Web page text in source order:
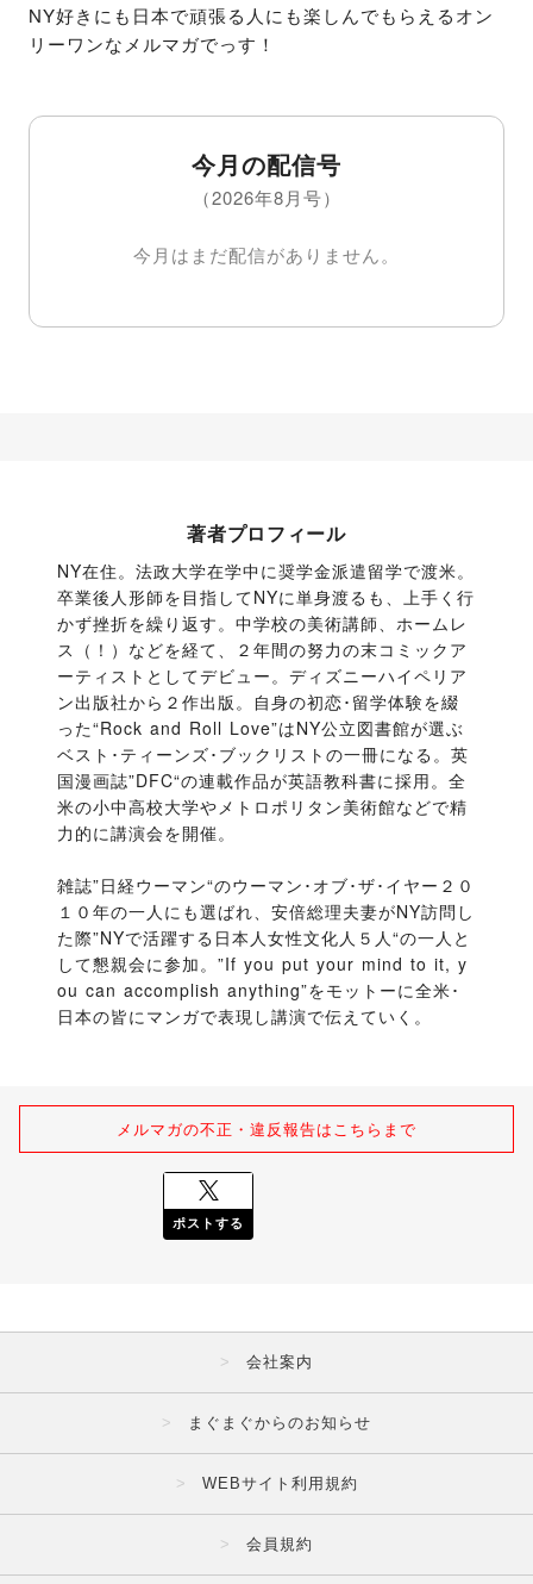
NY好きにも日本で頑張る人にも楽しんでもらえるオン
リーワンなメルマガでっす！
今月の配信号
（2026年8月号）
今月はまだ配信がありません。
著者プロフィール
NY在住。法政大学在学中に奨学金派遣留学で渡米。
卒業後人形師を目指してNYに単身渡るも、上手く行
かず挫折を繰り返す。中学校の美術講師、ホームレ
ス（！）などを経て、２年間の努力の末コミックア
ーティストとしてデビュー。ディズニーハイペリア
ン出版社から２作出版。自身の初恋･留学体験を綴
った“Rock and Roll Love”はNY公立図書館が選ぶ
ベスト･ティーンズ･ブックリストの一冊になる。英
国漫画誌”DFC“の連載作品が英語教科書に採用。全
米の小中高校大学やメトロポリタン美術館などで精
力的に講演会を開催。
雑誌”日経ウーマン“のウーマン･オブ･ザ･イヤー２０
１０年の一人にも選ばれ、安倍総理夫妻がNY訪問し
た際”NYで活躍する日本人女性文化人５人“の一人と
して懇親会に参加。”If you put your mind to it, y
ou can accomplish anything”をモットーに全米･
日本の皆にマンガで表現し講演で伝えていく。
メルマガの不正・違反報告はこちらまで
ポストする
会社案内
まぐまぐからのお知らせ
WEBサイト利用規約
会員規約